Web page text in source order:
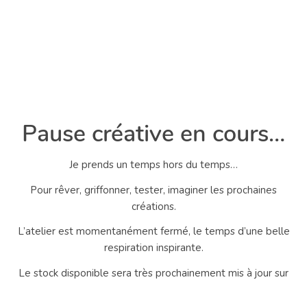
Pause créative en cours…
Je prends un temps hors du temps…
Pour rêver, griffonner, tester, imaginer les prochaines
créations.
L’atelier est momentanément fermé, le temps d’une belle
respiration inspirante.
Le stock disponible sera très prochainement mis à jour sur